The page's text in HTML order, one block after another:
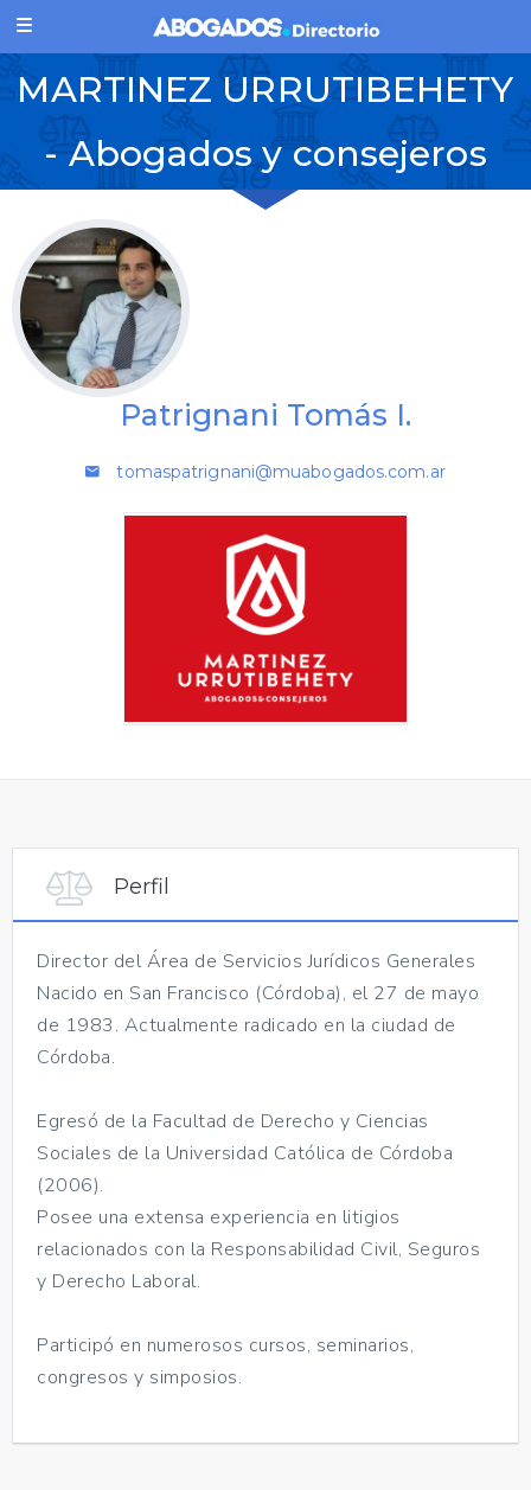
MARTINEZ URRUTIBEHETY
- Abogados y consejeros
Patrignani Tomás I.
tomaspatrignani@muabogados.com.ar
Perfil
Director del Área de Servicios Jurídicos Generales
Nacido en San Francisco (Córdoba), el 27 de mayo
de 1983. Actualmente radicado en la ciudad de
Córdoba.
Egresó de la Facultad de Derecho y Ciencias
Sociales de la Universidad Católica de Córdoba
(2006).
Posee una extensa experiencia en litigios
relacionados con la Responsabilidad Civil, Seguros
y Derecho Laboral.
Participó en numerosos cursos, seminarios,
congresos y simposios.